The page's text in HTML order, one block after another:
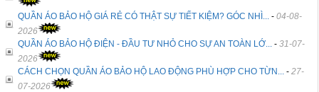
QUẦN ÁO BẢO HỘ GIÁ RẺ CÓ THẬT SỰ TIẾT KIỆM? GÓC NHÌ... - 04-08-
2026
QUẦN ÁO BẢO HỘ ĐIỆN - ĐẦU TƯ NHỎ CHO SỰ AN TOÀN LỚ...
- 31-07-
2026
CÁCH CHỌN QUẦN ÁO BẢO HỘ LAO ĐỘNG PHÙ HỢP CHO TỪN...
- 27-
07-2026